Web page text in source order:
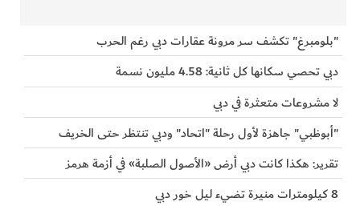
"بلومبرغ" تكشف سر مرونة عقارات دبي رغم الحرب
دبي تحصي سكانها كل ثانية: 4.58 مليون نسمة
لا مشروعات متعثرة في دبي
"أبوظبي" جاهزة لأول رحلة "اتحاد" ودبي تنتظر حتى الخريف
تقرير: هكذا كانت دبي أرض «الأصول الصلبة» في أزمة هرمز
8 كيلومترات منيرة تضيء ليل خور دبي